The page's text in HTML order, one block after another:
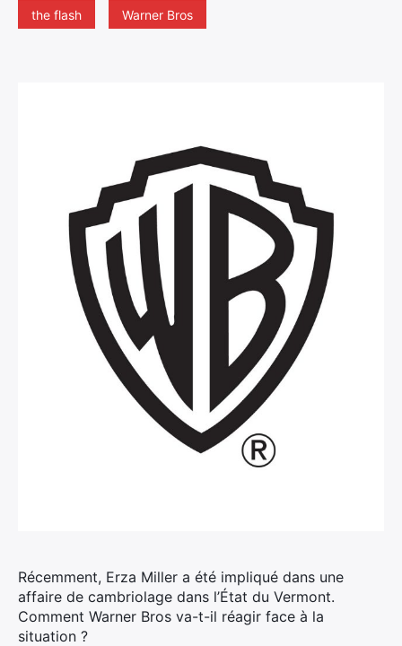
the flash Warner Bros
Récemment, Erza Miller a été impliqué dans une
affaire de cambriolage dans l’État du Vermont.
Comment Warner Bros va-t-il réagir face à la
situation ?